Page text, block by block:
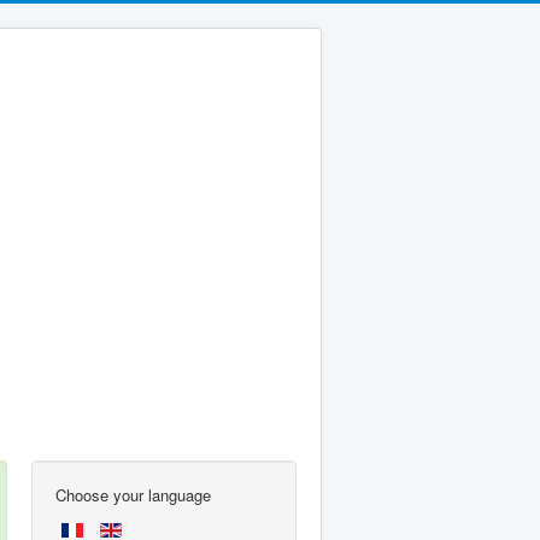
Choose your language